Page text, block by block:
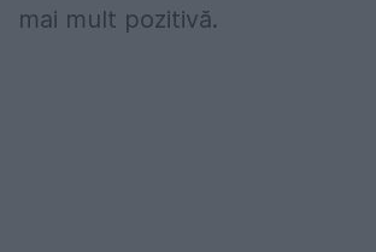
mai mult pozitivă.